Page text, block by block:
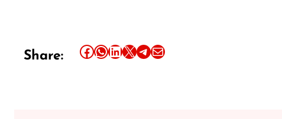
Share: Share this article on Facebook Share this article on WhatsApp Share this article on LinkedIn Share this article on X Share this article on TelegramEmail this Article